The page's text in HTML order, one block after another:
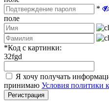
*
поле
*Код с картинки:
32fgd
Я хочу получать
принимаю Условия политики
Регистрация